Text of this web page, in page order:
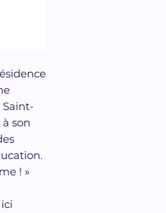
son
! »